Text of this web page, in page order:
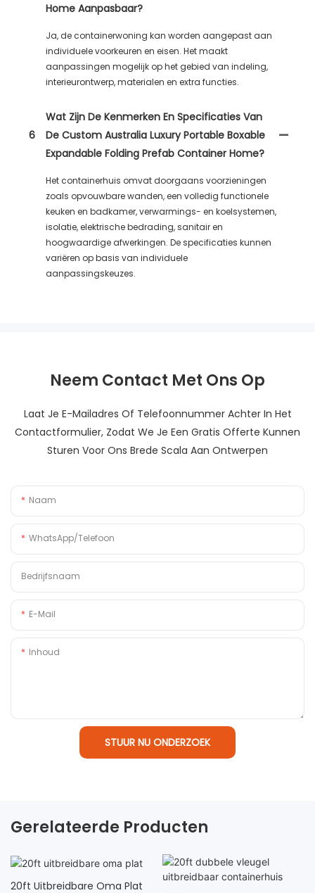
Home Aanpasbaar?
Ja, de containerwoning kan worden aangepast aan
individuele voorkeuren en eisen. Het maakt
aanpassingen mogelijk op het gebied van indeling,
interieurontwerp, materialen en extra functies.
6
Wat Zijn De Kenmerken En Specificaties Van
De Custom Australia Luxury Portable Boxable
Expandable Folding Prefab Container Home?
Het containerhuis omvat doorgaans voorzieningen
zoals opvouwbare wanden, een volledig functionele
keuken en badkamer, verwarmings- en koelsystemen,
isolatie, elektrische bedrading, sanitair en
hoogwaardige afwerkingen. De specificaties kunnen
variëren op basis van individuele
aanpassingskeuzes.
Neem Contact Met Ons Op
Laat Je E-Mailadres Of Telefoonnummer Achter In Het
Contactformulier, Zodat We Je Een Gratis Offerte Kunnen
Sturen Voor Ons Brede Scala Aan Ontwerpen
Naam
WhatsApp/Telefoon
Bedrijfsnaam
E-Mail
Inhoud
STUUR NU ONDERZOEK
Gerelateerde Producten
20ft Uitbreidbare Oma Plat